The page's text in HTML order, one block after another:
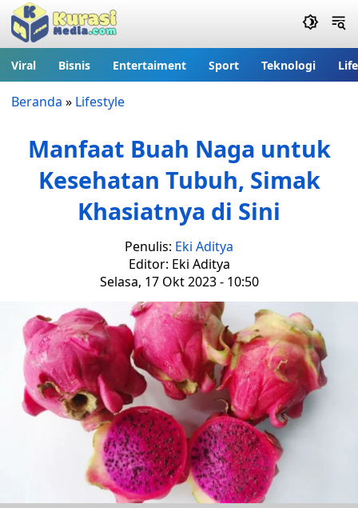
Viral Bisnis Entertaiment Sport Teknologi
Beranda » Lifestyle
Manfaat Buah Naga untuk
Kesehatan Tubuh, Simak
Khasiatnya di Sini
Penulis: Eki Aditya
Editor: Eki Aditya
Selasa, 17 Okt 2023 - 10:50